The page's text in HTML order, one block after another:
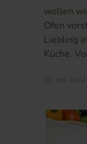
wollen
Ofen
Liebling
Küche.
15. Mai 2024